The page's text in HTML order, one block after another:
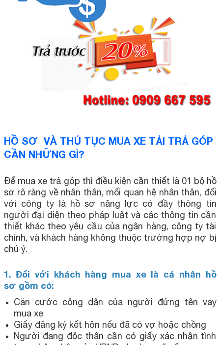
HỒ SƠ VÀ THỦ TỤC MUA XE TẢI TRẢ GÓP
CẦN NHỮNG GÌ?
Để mua xe trả góp thì điều kiện cần thiết là 01 bộ hồ
sơ rõ ràng về nhân thân, mối quan hệ nhân thân, đối
với công ty là hồ sơ năng lực có đầy thông tin
người đại diện theo pháp luật và các thông tin cần
thiết khác theo yêu cầu của ngân hàng, công ty tài
chính, và khách hàng không thuộc trường hợp nợ bị
chú ý.
1. Đối với khách hàng mua xe là cá nhân hồ
sơ gồm có:
Căn cước công dân của người đứng tên vay
mua xe
Giấy đăng ký kết hôn nếu đã có vợ hoặc chồng
Người đang độc thân cần có giấy xác nhận tình